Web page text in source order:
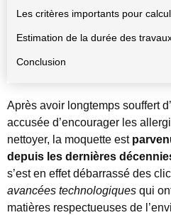
Les critères importants pour
Estimation de la durée des
Conclusion
Après avoir longtemps souffert
accusée d’encourager les
nettoyer, la moquette est
depuis les dernières
s’est en effet débarrassé des
avancées technologiques qui
matières respectueuses de